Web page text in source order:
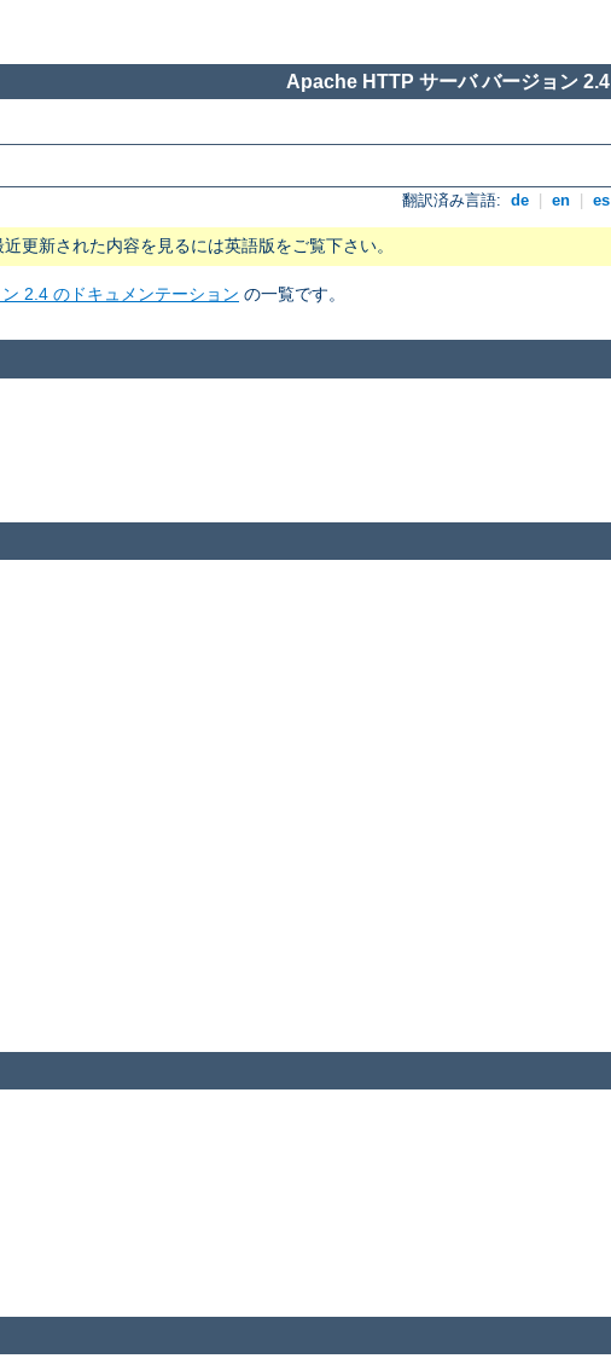
Apache HTTP サーバ バージョン 2.4
翻訳済み言語: de en es
更新された内容を見るには英語版をご覧下さい。
2.4 のドキュメンテーション の一覧です。